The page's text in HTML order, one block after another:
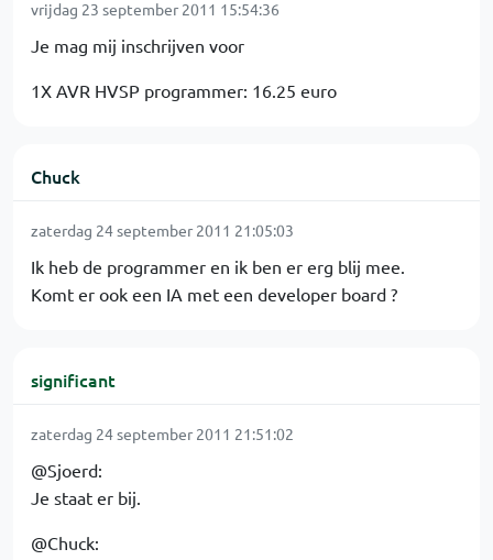
vrijdag 23 september 2011 15:54:36
Je mag mij inschrijven voor
1X AVR HVSP programmer: 16.25 euro
Chuck
zaterdag 24 september 2011 21:05:03
Ik heb de programmer en ik ben er erg blij mee.
Komt er ook een IA met een developer board ?
significant
zaterdag 24 september 2011 21:51:02
@Sjoerd:
Je staat er bij.
@Chuck: